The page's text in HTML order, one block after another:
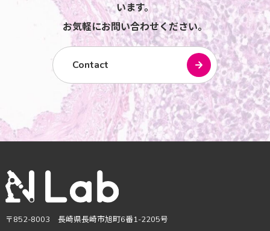
います。
お気軽にお問い合わせください。
Contact
〒852-8003 長崎県長崎市旭町6番1-2205号